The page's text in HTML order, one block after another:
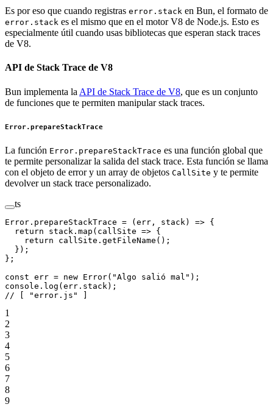
Es por eso que cuando registras error.stack en Bun, el formato de
error.stack es el mismo que en el motor V8 de Node.js. Esto es
especialmente útil cuando usas bibliotecas que esperan stack traces
de V8.
API de Stack Trace de V8
Bun implementa la API de Stack Trace de V8, que es un conjunto
de funciones que te permiten manipular stack traces.
Error.prepareStackTrace
La función Error.prepareStackTrace es una función global que
te permite personalizar la salida del stack trace. Esta función se llama
con el objeto de error y un array de objetos CallSite y te permite
devolver un stack trace personalizado.
ts
Error. prepareStackTrace = ( err , stack) => {
  return
stack. map ( callSite => {
    return
callSite. getFileName ();
  });
};
const err = new Error( "Algo salió mal" );
console. log (err.stack);
// [ "error.js" ]
1
2
3
4
5
6
7
8
9